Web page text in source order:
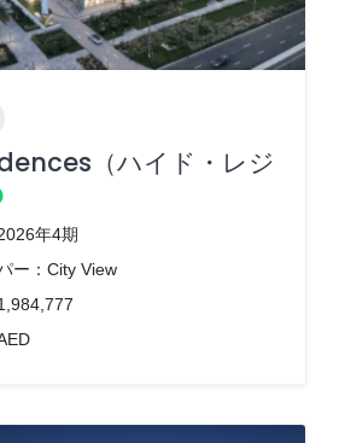
（ハイド・レジ
年4期
ー：City View